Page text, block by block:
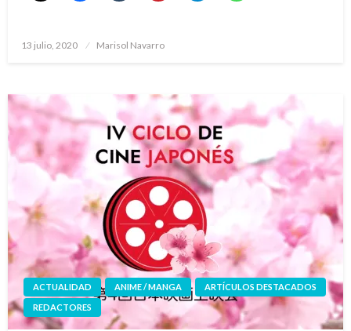
Publicado
13 julio, 2020 Marisol Navarro
ACTUALIDAD ANIME / MANGA
ARTÍCULOS DESTACADOS
REDACTORES